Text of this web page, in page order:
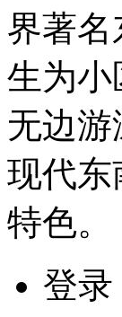
界著
生为小
无边
现代东
特色。
登录